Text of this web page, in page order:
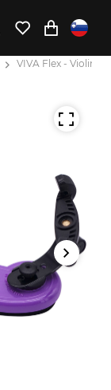
VIVA Flex - Violina